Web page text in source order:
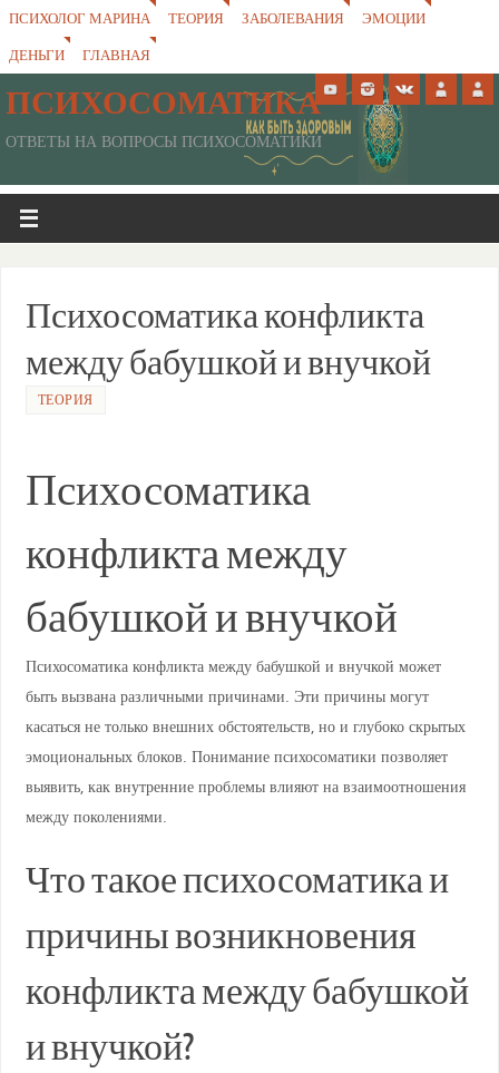
ПСИХОЛОГ МАРИНА ТЕОРИЯ ЗАБОЛЕВАНИЯ
ЭМОЦИИ
ДЕНЬГИ
ГЛАВНАЯ
ПСИХОСОМАТИКА
ОТВЕТЫ НА ВОПРОСЫ ПСИХОСОМАТИКИ
Психосоматика конфликта
между бабушкой и внучкой
ТЕОРИЯ
Психосоматика
конфликта между
бабушкой и внучкой
Психосоматика конфликта между бабушкой и внучкой может
быть вызвана различными причинами. Эти причины могут
касаться не только внешних обстоятельств, но и глубоко скрытых
эмоциональных блоков. Понимание психосоматики позволяет
выявить, как внутренние проблемы влияют на взаимоотношения
между поколениями.
Что такое психосоматика и
причины возникновения
конфликта между бабушкой
и внучкой?